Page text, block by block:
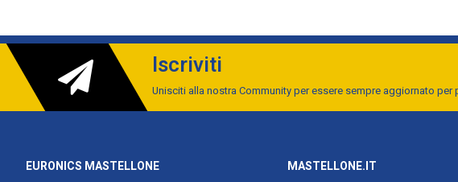
Orologio con calendario : Sì
Calendario : Sì
Tasti di scelta rapida programmabili : Sì
Tipologia display : LCD
Iscriviti
Unisciti alla nostra Community per essere sempre aggiornato per
EURONICS MASTELLONE MASTELLONE.IT